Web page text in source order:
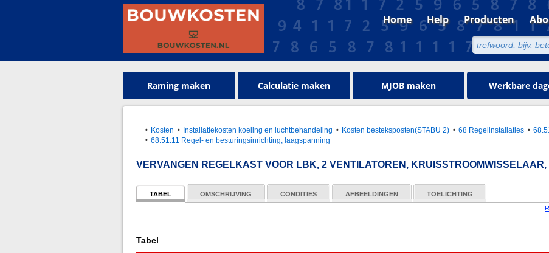
Home Help Producten
Raming maken Calculatie maken MJOB maken Werkbare
Kosten Installatiekosten koeling en luchtbehandeling Kosten besteksposten(STABU 2) 68 Regelinstallaties
68.51.11 Regel- en besturingsinrichting, laagspanning
VERVANGEN REGELKAST VOOR LBK, 2 VENTILATOREN,
TABEL OMSCHRIJVING CONDITIES AFBEELDINGEN
TOELICHTING
Tabel